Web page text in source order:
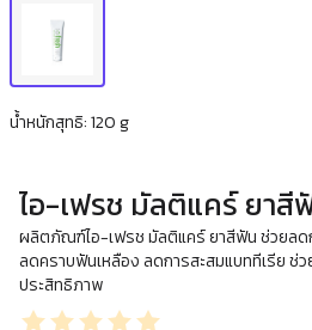
น้ำหนักสุทธิ: 120 g
ไอ-เฟรช มัลติแคร์ ยาสี
ผลิตภัณฑ์ไอ-เฟรช มัลติแคร์ ยาสีฟัน ช่วยลด
ลดคราบฟันเหลือง ลดการสะสมแบททีเรีย ช่
ประสิทธิภาพ